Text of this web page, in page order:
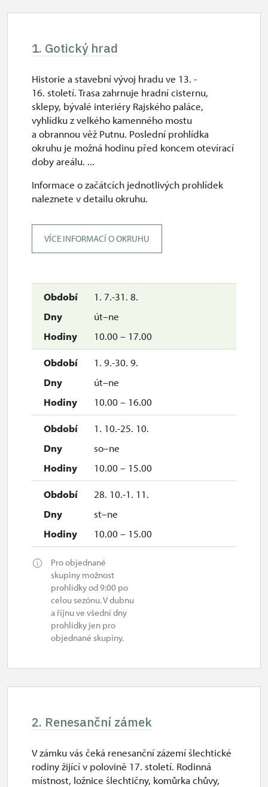
1. Gotický hrad
1. 7.-31. 8.
út–ne
10.00 – 17.00
1. 9.-30. 9.
út–ne
10.00 – 16.00
1. 10.-25. 10.
so–ne
10.00 – 15.00
28. 10.-1. 11.
st–ne
10.00 – 15.00
Pro objednané
skupiny možnost
prohlídky od 9:00 po
celou sezónu. V dubnu
a říjnu ve všední dny
prohlídky jen pro
objednané skupiny.
Historie a stavební vývoj hradu ve 13. -
16. století. Trasa zahrnuje hradní cisternu,
sklepy, bývalé interiéry Rajského paláce,
vyhlídku z velkého kamenného mostu
a obrannou věž Putnu. Poslední prohlídka
okruhu je možná hodinu před koncem otevírací
doby areálu. ...
Informace o začátcích jednotlivých prohlídek
naleznete v detailu okruhu.
VÍCE INFORMACÍ O OKRUHU
2. Renesanční zámek
V zámku vás čeká renesanční zázemí šlechtické
rodiny žijící v polovině 17. století. Rodinná
místnost, ložnice šlechtičny, komůrka chůvy,